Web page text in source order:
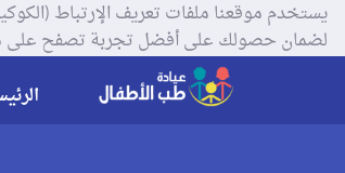
لضمان حصولك على أفضل تجربة تصفح على